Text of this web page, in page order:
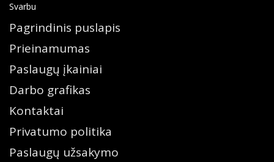
Svarbu
Pagrindinis puslapis
Prieinamumas
Paslaugų įkainiai
Darbo grafikas
Kontaktai
Privatumo politika
Paslaugų užsakymo